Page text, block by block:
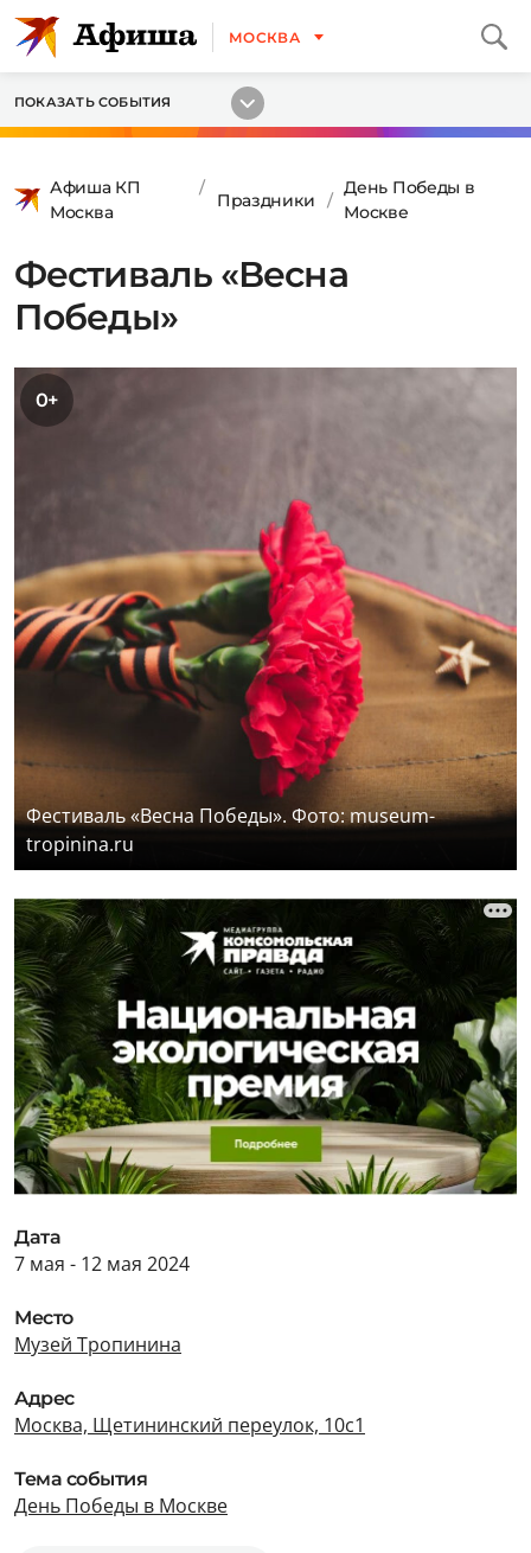
МОСКВА
ПОКАЗАТЬ СОБЫТИЯ
Афиша КП
Москва
Праздники
День Победы в
Москве
Фестиваль «Весна
Победы»
0+
Фестиваль «Весна Победы». Фото: museum-
tropinina.ru
Дата
7 мая - 12 мая 2024
Место
Музей Тропинина
Адрес
Москва, Щетининский переулок, 10с1
Тема события
День Победы в Москве